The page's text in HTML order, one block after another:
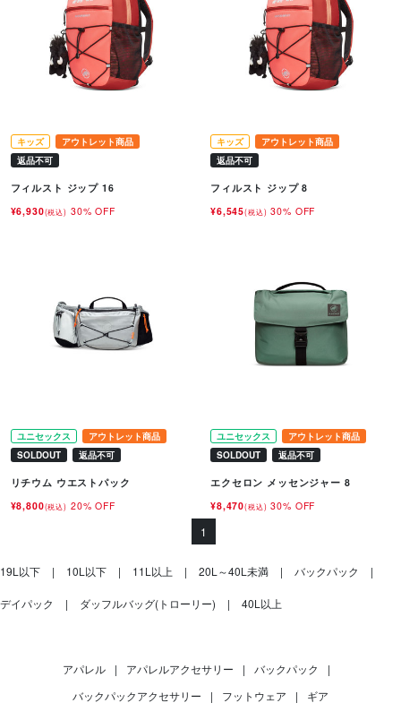
キッズ
アウトレット商品
返品不可
フィルスト ジップ 16
¥6,930(税込) 30% OFF
キッズ
アウトレット商品
返品不可
フィルスト ジップ 8
¥6,545(税込) 30% OFF
ユニセックス
アウトレット商品
SOLDOUT
返品不可
リチウム ウエストパック
¥8,800(税込) 20% OFF
ユニセックス
アウトレット商品
SOLDOUT
返品不可
エクセロン メッセンジャー 8
¥8,470(税込) 30% OFF
1
19L以下 10L以下 11L以上 20L～40L未満 バックパック
デイパック ダッフルバッグ(トローリー) 40L以上
アパレル | アパレルアクセサリー | バックパック
|
バックパックアクセサリー
| フットウェア | ギア